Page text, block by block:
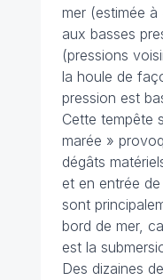
mer (estimée
aux basses
(pressions
la houle de
pression est
Cette tempête
marée »
dégâts
et en entrée
sont
bord de mer,
est la
Des dizaines